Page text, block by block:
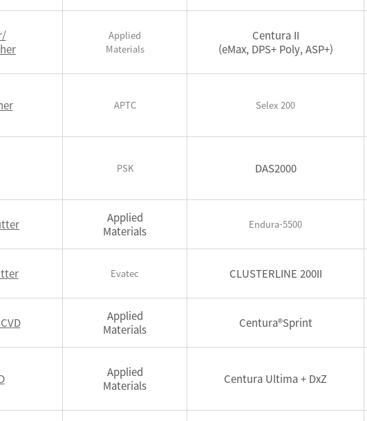
Applied
Materials
Centura II
(eMax, DPS+ Poly, ASP+)
APTC Selex 200
PSK DAS2000
Applied
Materials
Endura-5500
Evatec CLUSTERLINE 200II
Applied
Materials
Centura®Sprint
Applied
Materials
Centura Ultima + DxZ